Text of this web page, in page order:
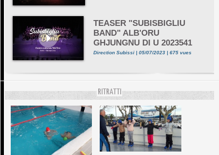
TEASER "SUBISBIGLIU
BAND" ALB'ORU
GHJUNGNU DI U 2023541
Direction Subissi | 05/07/2023 | 675 vues
RITRATTI